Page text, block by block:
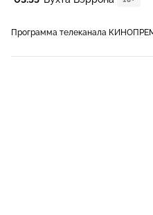
Программа телеканала